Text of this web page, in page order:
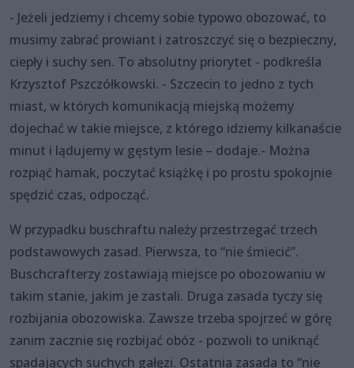
- Jeżeli jedziemy i chcemy sobie typowo obozować, to
musimy zabrać prowiant i zatroszczyć się o bezpieczny,
ciepły i suchy sen. To absolutny priorytet - podkreśla
Krzysztof Pszczółkowski. - Szczecin to jedno z tych
miast, w których komunikacją miejską możemy
dojechać w takie miejsce, z którego idziemy kilkanaście
minut i lądujemy w gęstym lesie – dodaje.- Można
rozpiąć hamak, poczytać książkę i po prostu spokojnie
spędzić czas, odpocząć.
W przypadku buschraftu należy przestrzegać trzech
podstawowych zasad. Pierwsza, to “nie śmiecić”.
Buschcrafterzy zostawiają miejsce po obozowaniu w
takim stanie, jakim je zastali. Druga zasada tyczy się
rozbijania obozowiska. Zawsze trzeba spojrzeć w górę
zanim zacznie się rozbijać obóz - pozwoli to uniknąć
spadających suchych gałęzi. Ostatnia zasada to “nie